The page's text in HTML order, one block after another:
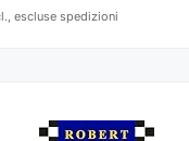
escluse spedizioni